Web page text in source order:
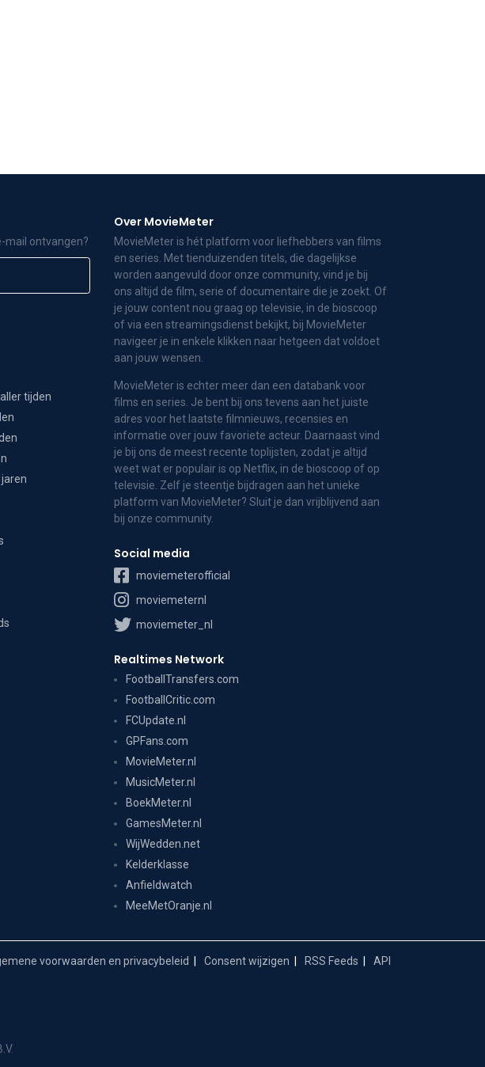
mail ontvangen?
tijden
Over MovieMeter
MovieMeter is hét platform voor liefhebbers van films
en series. Met tienduizenden titels, die dagelijkse
worden aangevuld door onze community, vind je bij
ons altijd de film, serie of documentaire die je zoekt. Of
je jouw content nou graag op televisie, in de bioscoop
of via een streamingsdienst bekijkt, bij MovieMeter
navigeer je in enkele klikken naar hetgeen dat voldoet
aan jouw wensen.
MovieMeter is echter meer dan een databank voor
films en series. Je bent bij ons tevens aan het juiste
adres voor het laatste filmnieuws, recensies en
informatie over jouw favoriete acteur. Daarnaast vind
je bij ons de meest recente toplijsten, zodat je altijd
weet wat er populair is op Netflix, in de bioscoop of op
televisie. Zelf je steentje bijdragen aan het unieke
platform van MovieMeter? Sluit je dan vrijblijvend aan
bij onze community.
Social media
moviemeterofficial
moviemeternl
moviemeter_nl
Realtimes Network
FootballTransfers.com
FootballCritic.com
FCUpdate.nl
GPFans.com
MovieMeter.nl
MusicMeter.nl
BoekMeter.nl
GamesMeter.nl
WijWedden.net
Kelderklasse
Anfieldwatch
MeeMetOranje.nl
voorwaarden en privacybeleid Consent wijzigen RSS Feeds API